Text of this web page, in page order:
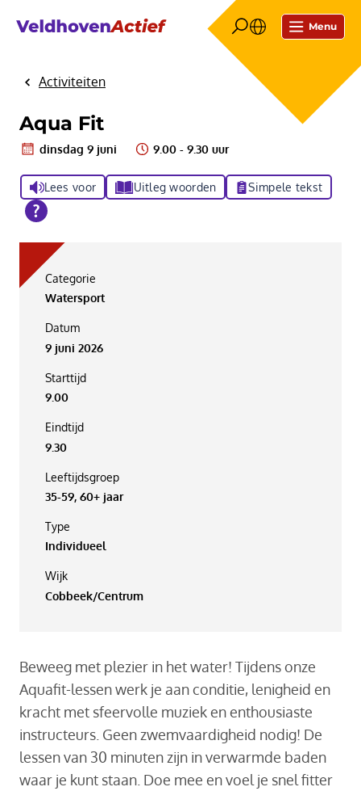
Menu
HomeActiviteiten
Aqua Fit
dinsdag 9 juni 9.00 - 9.30 uur
Lees voor Uitleg woorden Simpele tekst
Categorie
Watersport
Datum
9 juni 2026
Starttijd
9.00
Eindtijd
9.30
Leeftijdsgroep
35-59, 60+ jaar
Type
Individueel
Wijk
Cobbeek/Centrum
Beweeg met plezier in het water! Tijdens onze
Aquafit-lessen werk je aan conditie, lenigheid en
kracht met sfeervolle muziek en enthousiaste
instructeurs. Geen zwemvaardigheid nodig! De
lessen van 30 minuten zijn in verwarmde baden
waar je kunt staan. Doe mee en voel je snel fitter